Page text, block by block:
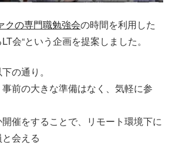
クの専門職勉強会の時間を利用した
会“という企画を提案しました。
の通り。
事前の大きな準備はなく、気軽に参
開催をすることで、リモート環境下に
会える